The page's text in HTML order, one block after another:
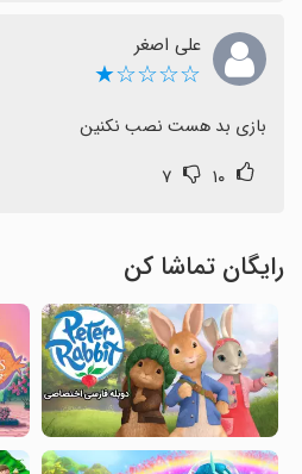
علی اصغر
☆☆☆☆★
بازی بد ھست نصب نکنین
۱۰ ۷
رایگان تماشا کن